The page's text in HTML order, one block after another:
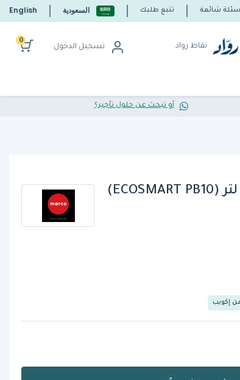
شائعة تتبع طلبك السعودية English
نقاط رواد تسجيل الدخول
0
أو تبحث عن حلول تأجير؟
غلاية الماء الذكية بسعة 10 لتر (ECOSMART PB10)
إكويب